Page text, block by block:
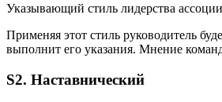
Указывающий стиль лидерства
Применяя этот стиль руководитель
выполнит его указания. Мнение
S2. Наставнический